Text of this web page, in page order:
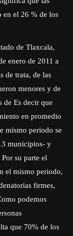
en el 26 % de los
de Tlaxcala,
enero de 2011 a
de trata, de las
menores y de
de Es decir que
en promedio
mismo periodo se
municipios- y
su parte el
el mismo periodo,
firmes,
podemos
que 70% de los